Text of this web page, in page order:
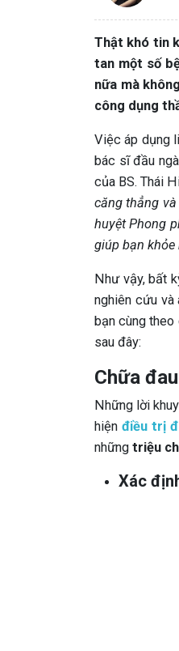
Thật khó tin
tan một số
nữa mà
công dụng
Việc áp dụng
bác sĩ đầu
của BS. Thái
căng thẳng
huyệt Phong
giúp bạn khỏe
Như vậy, bất
nghiên cứu
bạn cùng theo
sau đây:
Chữa
Những lời
hiệnđiều trị
những triệu
Xác